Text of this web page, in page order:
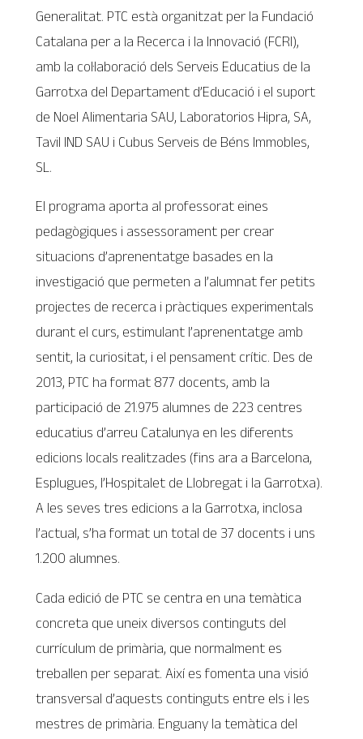
Generalitat. PTC està organitzat per la Fundació
Catalana per a la Recerca i la Innovació (FCRI),
amb la col·laboració dels Serveis Educatius de la
Garrotxa del Departament d’Educació i el suport
de Noel Alimentaria SAU, Laboratorios Hipra, SA,
Tavil IND SAU i Cubus Serveis de Béns Immobles,
SL.
El programa aporta al professorat eines
pedagògiques i assessorament per crear
situacions d’aprenentatge basades en la
investigació que permeten a l’alumnat fer petits
projectes de recerca i pràctiques experimentals
durant el curs, estimulant l’aprenentatge amb
sentit, la curiositat, i el pensament crític. Des de
2013, PTC ha format 877 docents, amb la
participació de 21.975 alumnes de 223 centres
educatius d’arreu Catalunya en les diferents
edicions locals realitzades (fins ara a Barcelona,
Esplugues, l’Hospitalet de Llobregat i la Garrotxa).
A les seves tres edicions a la Garrotxa, inclosa
l’actual, s’ha format un total de 37 docents i uns
1.200 alumnes.
Cada edició de PTC se centra en una temàtica
concreta que uneix diversos continguts del
currículum de primària, que normalment es
treballen per separat. Així es fomenta una visió
transversal d’aquests continguts entre els i les
mestres de primària. Enguany la temàtica del